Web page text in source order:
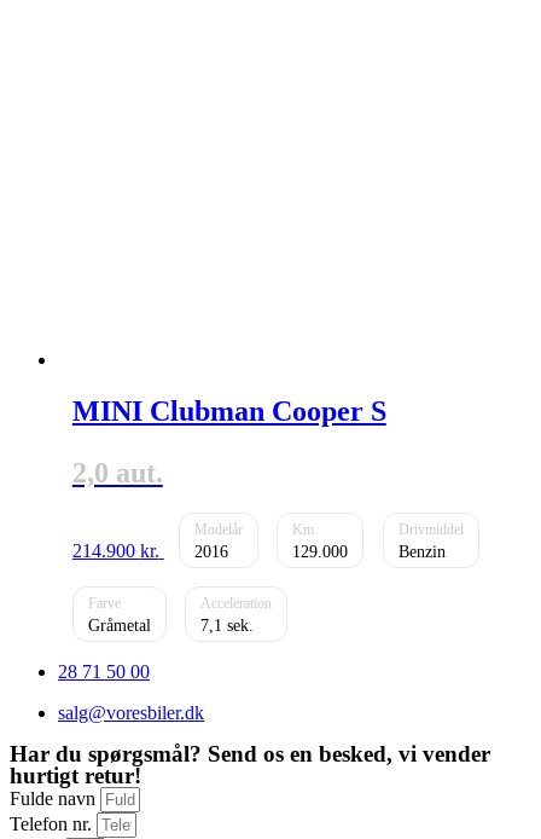
MINI Clubman Cooper S
2,0 aut.
214.900 kr. 2016 129.000 Benzin
Gråmetal 7,1
28 71 50 00
salg@voresbiler.dk
Har du spørgsmål? Send os en besked, vi vender
hurtigt retur!
Fulde navn
Telefon nr.